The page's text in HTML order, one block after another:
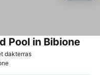
dakterrasPrijzen bekijken
Pool in Bibione